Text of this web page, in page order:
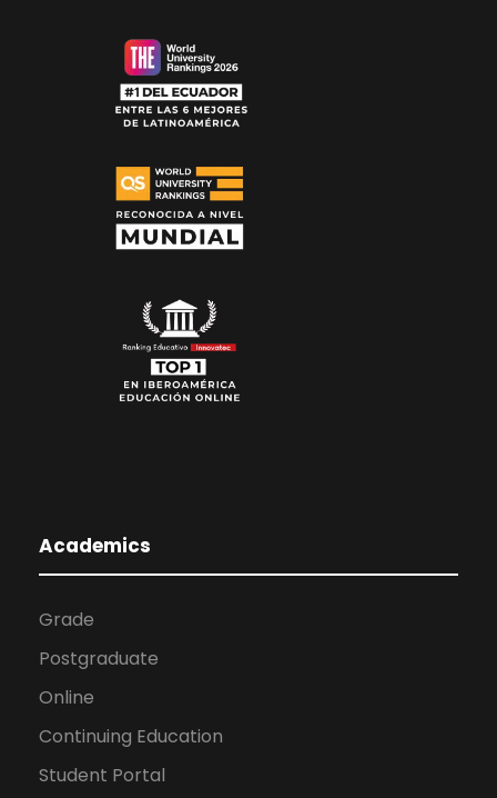
Academics
Grade
Postgraduate
Online
Continuing Education
Student Portal